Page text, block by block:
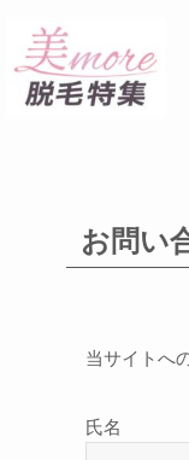
お問い
当サイトへ
氏名